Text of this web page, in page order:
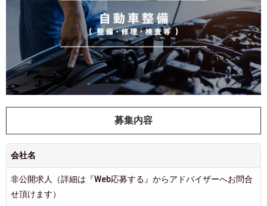
募集内容
会社名
非公開求人（詳細は『Web応募する』からアドバイザーへお問合
せ頂けます）